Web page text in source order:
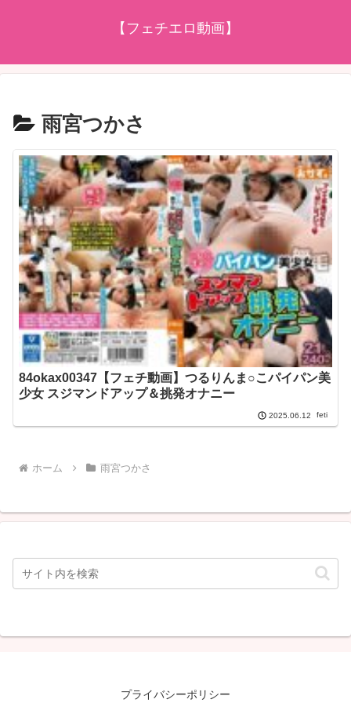
【フェチエロ動画】
雨宮つかさ
84okax00347【フェチ動画】つるりんま○こパイパン美
少女 スジマンドアップ＆挑発オナニー
2025.06.12 feti
ホーム 雨宮つかさ
プライバシーポリシー